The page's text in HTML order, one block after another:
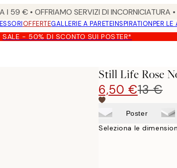
I 59 € • OFFRIAMO SERVIZI DI
OFFERTEGALLERIE A PARETEINSPIRATIONPER LE
SALE - 50% DI SCONTO SUI POSTER*
Still Life Rose
6,50 €13 €
Poster
Seleziona le